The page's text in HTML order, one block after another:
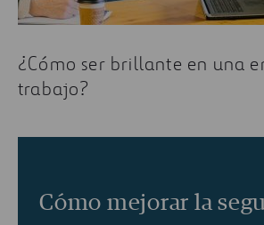
¿Cómo ser brillante en una
trabajo?
Cómo mejorar la